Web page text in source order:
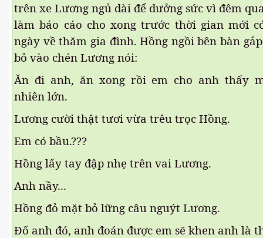
trên xe Lương ngủ dài để dưởng sức vì đêm
làm báo cáo cho xong trước thời gian mới
ngày về thăm gia đình. Hồng ngồi bên bàn
bỏ vào chén Lương nói:
Ăn đi anh, ăn xong rồi em cho anh thấy
nhiên lớn.
Lương cười thật tươi vừa trêu trọc Hồng.
Em có bầu.???
Hồng lấy tay đập nhẹ trên vai Lương.
Anh nầy...
Hồng đỏ mặt bỏ lững câu nguýt Lương.
Đố anh đó, anh đoán được em sẽ khen anh là